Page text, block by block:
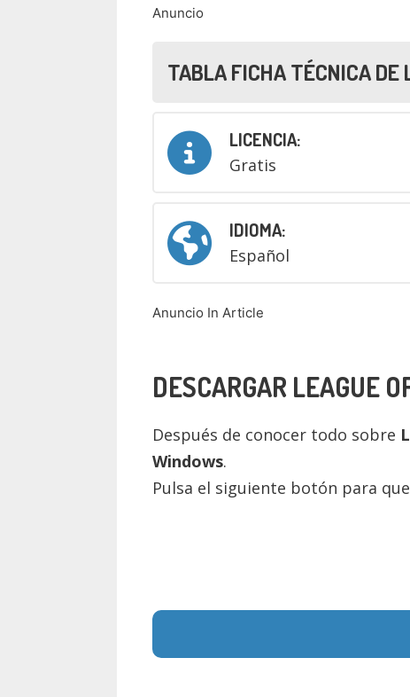
Anuncio
TABLA FICHA TÉCNICA DE
LICENCIA:
Gratis
IDIOMA:
Español
Anuncio In Article
DESCARGAR LEAGUE
Después de conocer todo sobre
Windows.
Pulsa el siguiente botón para